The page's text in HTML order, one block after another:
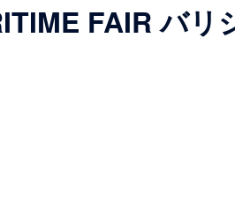
FAIR バリ